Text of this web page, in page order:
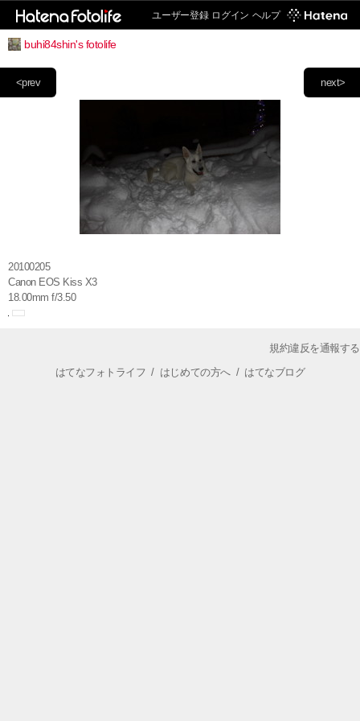
ユーザー登録 ログイン ヘルプ
buhi84shin's fotolife
next>
<prev
20100205
Canon EOS Kiss X3
18.00mm f/3.50
規約違反を通報する
はてなフォトライフ / はじめての方へ/ はてなブログ